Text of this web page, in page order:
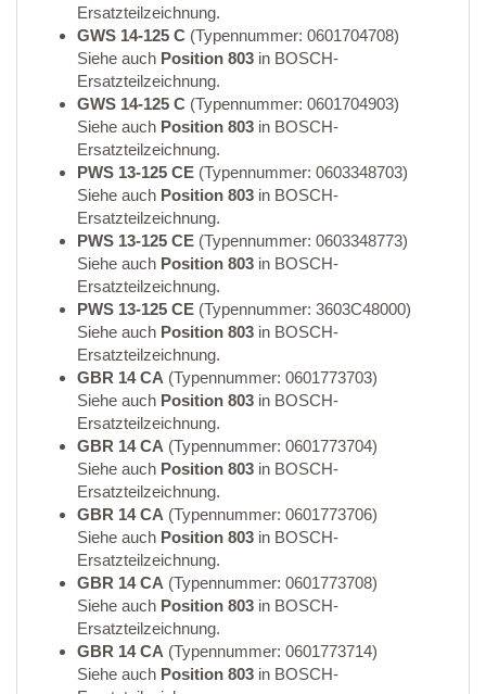
Ersatzteilzeichnung.
GWS 14-125 C (Typennummer: 0601704708)
Siehe auch Position 803 in BOSCH-
Ersatzteilzeichnung.
GWS 14-125 C (Typennummer: 0601704903)
Siehe auch Position 803 in BOSCH-
Ersatzteilzeichnung.
PWS 13-125 CE (Typennummer: 0603348703)
Siehe auch Position 803 in BOSCH-
Ersatzteilzeichnung.
PWS 13-125 CE (Typennummer: 0603348773)
Siehe auch Position 803 in BOSCH-
Ersatzteilzeichnung.
PWS 13-125 CE (Typennummer: 3603C48000)
Siehe auch Position 803 in BOSCH-
Ersatzteilzeichnung.
GBR 14 CA (Typennummer: 0601773703)
Siehe auch Position 803 in BOSCH-
Ersatzteilzeichnung.
GBR 14 CA (Typennummer: 0601773704)
Siehe auch Position 803 in BOSCH-
Ersatzteilzeichnung.
GBR 14 CA (Typennummer: 0601773706)
Siehe auch Position 803 in BOSCH-
Ersatzteilzeichnung.
GBR 14 CA (Typennummer: 0601773708)
Siehe auch Position 803 in BOSCH-
Ersatzteilzeichnung.
GBR 14 CA (Typennummer: 0601773714)
Siehe auch Position 803 in BOSCH-